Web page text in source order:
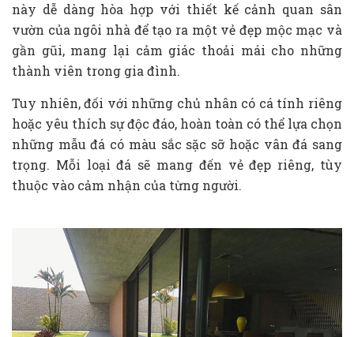
này dễ dàng hòa hợp với thiết kế cảnh quan sân
vườn của ngôi nhà để tạo ra một vẻ đẹp mộc mạc và
gần gũi, mang lại cảm giác thoải mái cho những
thành viên trong gia đình.
Tuy nhiên, đối với những chủ nhân có cá tính riêng
hoặc yêu thích sự độc đáo, hoàn toàn có thể lựa chọn
những mẫu đá có màu sắc sặc sỡ hoặc vân đá sang
trọng. Mỗi loại đá sẽ mang đến vẻ đẹp riêng, tùy
thuộc vào cảm nhận của từng người.